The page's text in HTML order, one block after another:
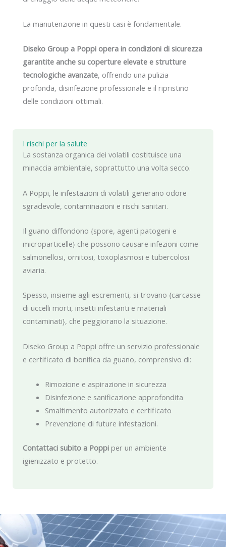
I rischi per la salute
La sostanza organica dei volatili costituisce una
minaccia ambientale, soprattutto una volta secco.
A Poppi, le infestazioni di volatili generano odore
sgradevole, contaminazioni e rischi sanitari.
Il guano diffondono {spore, agenti patogeni e
microparticelle} che possono causare infezioni come
salmonellosi, ornitosi, toxoplasmosi e tubercolosi
aviaria.
Spesso, insieme agli escrementi, si trovano {carcasse
di uccelli morti, insetti infestanti e materiali
contaminati}, che peggiorano la situazione.
Diseko Group a Poppi offre un servizio professionale
e certificato di bonifica da guano, comprensivo di:
Rimozione e aspirazione in sicurezza
Disinfezione e sanificazione approfondita
Smaltimento autorizzato e certificato
Prevenzione di future infestazioni.
Contattaci subito a Poppi per un ambiente
igienizzato e protetto.
La manutenzione in questi casi è fondamentale.
Diseko Group a Poppi opera in condizioni di sicurezza
garantite anche su coperture elevate e strutture
tecnologiche avanzate, offrendo una pulizia
profonda, disinfezione professionale e il ripristino
delle condizioni ottimali.